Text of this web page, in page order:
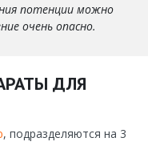
потенции можно
очень опасно.
ДЛЯ
, подразделяются на 3